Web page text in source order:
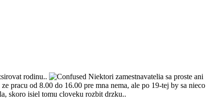
rodinu..
Niektori zamestnavatelia sa proste ani
pracu od 8.00 do 16.00 pre mna nema, ale po 19-tej by sa nieco
skoro isiel tomu cloveku rozbit drzku..